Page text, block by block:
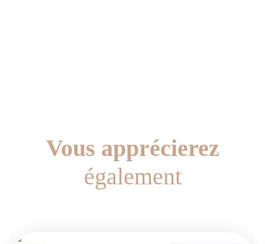
Vous apprécierez
également